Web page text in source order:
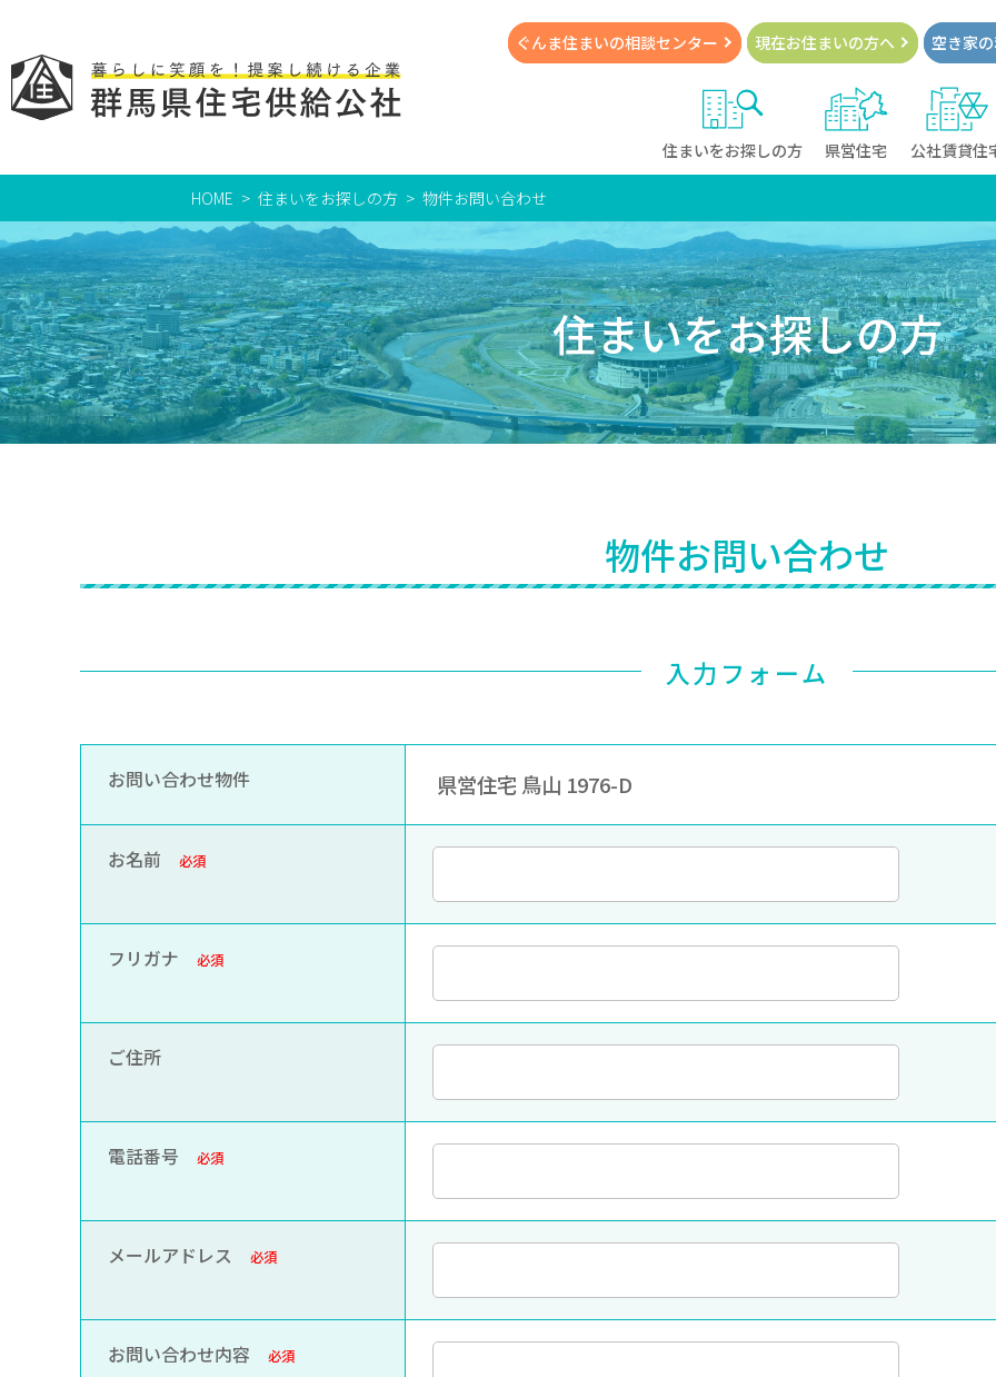
住まいをお探しの方 県営住宅 公社賃貸住
ぐんま住まいの相談センター 現在お住まいの方へ 空き家の
HOME 住まいをお探しの方 物件お問い合わせ
住まいをお探しの方
物件お問い合わせ
入力フォーム
お問い合わせ物件 県営住宅 鳥山 1976-D
お名前 必須
フリガナ 必須
ご住所
電話番号 必須
メールアドレス 必須
お問い合わせ内容 必須